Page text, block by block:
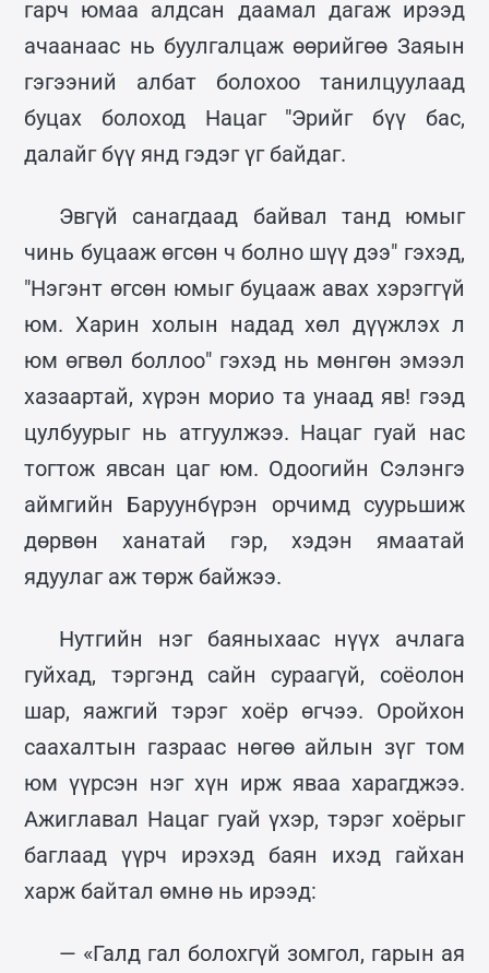
гарч юмаа алдсан даамал дагаж ирээд
ачаанаас нь буулгалцаж өөрийгөө Заяын
гэгээний албат болохоо танилцуулаад
буцах болоход Нацаг "Эрийг бүү бас,
далайг бүү янд гэдэг үг байдаг.
Эвгүй санагдаад байвал танд юмыг
чинь буцааж өгсөн ч болно шүү дээ" гэхэд,
"Нэгэнт өгсөн юмыг буцааж авах хэрэггүй
юм. Харин холын надад хөл дүүжлэх л
юм өгвөл боллоо" гэхэд нь мөнгөн эмээл
хазаартай, хүрэн морио та унаад яв! гээд
цулбуурыг нь атгуулжээ. Нацаг гуай нас
тогтож явсан цаг юм. Одоогийн Сэлэнгэ
аймгийн Баруунбүрэн орчимд суурьшиж
дөрвөн ханатай гэр, хэдэн ямаатай
ядуулаг аж төрж байжээ.
Нутгийн нэг баяныхаас нүүх ачлага
гуйхад, тэргэнд сайн сураагүй, соёолон
шар, яажгий тэрэг хоёр өгчээ. Оройхон
саахалтын газраас нөгөө айлын зүг том
юм үүрсэн нэг хүн ирж яваа харагджээ.
Ажиглавал Нацаг гуай үхэр, тэрэг хоёрыг
баглаад үүрч ирэхэд баян ихэд гайхан
харж байтал өмнө нь ирээд:
— «Галд гал болохгүй зомгол, гарын ая